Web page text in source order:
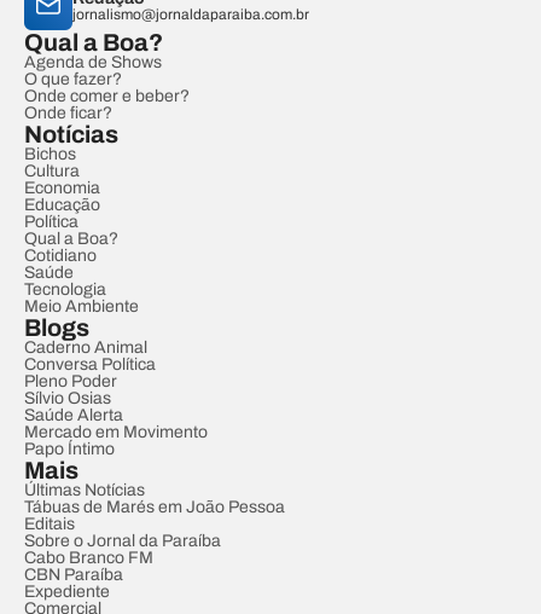
jornalismo@jornaldaparaiba.com.br
Qual a Boa?
Agenda de Shows
O que fazer?
Onde comer e beber?
Onde ficar?
Notícias
Bichos
Cultura
Economia
Educação
Política
Qual a Boa?
Cotidiano
Saúde
Tecnologia
Meio Ambiente
Blogs
Caderno Animal
Conversa Política
Pleno Poder
Sílvio Osias
Saúde Alerta
Mercado em Movimento
Papo Íntimo
Mais
Últimas Notícias
Tábuas de Marés em João Pessoa
Editais
Sobre o Jornal da Paraíba
Cabo Branco FM
CBN Paraíba
Expediente
Comercial